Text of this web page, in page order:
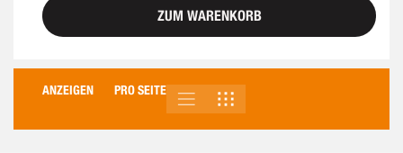
ZUM WARENKORB
ANZEIGEN PRO SEITE
ANSICHT
ALS
LISTE